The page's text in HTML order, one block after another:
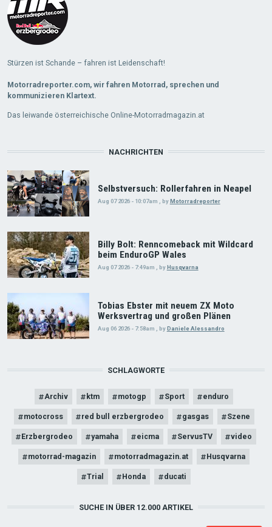
Stürzen ist Schande – fahren ist Leidenschaft!
Motorradreporter.com, wir fahren Motorrad, sprechen und
kommunizieren Klartext.
Das leiwande österreichische Online-Motorradmagazin.at
NACHRICHTEN
Selbstversuch: Rollerfahren in Neapel
Aug 07 2026 - 10:07am byMotorradreporter
Billy Bolt: Renncomeback mit Wildcard
beim EnduroGP Wales
Aug 07 2026 - 7:49am byHusqvarna
Tobias Ebster mit neuem ZX Moto
Werksvertrag und großen Plänen
Aug 06 2026 - 7:58am byDaniele Alessandro
SCHLAGWORTE
Archiv ktm motogp Sport enduro
motocross red bull erzbergrodeo gasgas Szene
Erzbergrodeo yamaha eicma ServusTV video
motorrad-magazin motorradmagazin.at Husqvarna
Trial Honda ducati
SUCHE IN ÜBER 12.000 ARTIKEL